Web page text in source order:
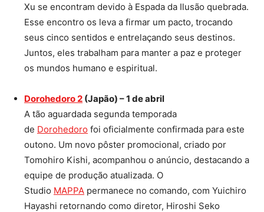
Xu se encontram devido à Espada da Ilusão quebrada.
Esse encontro os leva a firmar um pacto, trocando
seus cinco sentidos e entrelaçando seus destinos.
Juntos, eles trabalham para manter a paz e proteger
os mundos humano e espiritual.
Dorohedoro 2 (Japão) – 1 de abril
A tão aguardada segunda temporada
de Dorohedoro foi oficialmente confirmada para este
outono. Um novo pôster promocional, criado por
Tomohiro Kishi, acompanhou o anúncio, destacando a
equipe de produção atualizada. O
Studio MAPPA permanece no comando, com Yuichiro
Hayashi retornando como diretor, Hiroshi Seko